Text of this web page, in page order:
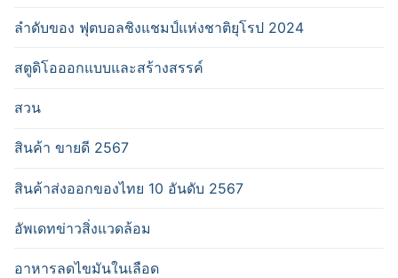
ลำดับของ ฟุตบอลชิงแชมป์แห่งชาติยุโรป 2024
สตูดิโอออกแบบและสร้างสรรค์
สวน
สินค้า ขายดี 2567
สินค้าส่งออกของไทย 10 อันดับ 2567
อัพเดทข่าวสิ่งแวดล้อม
อาหารลดไขมันในเลือด